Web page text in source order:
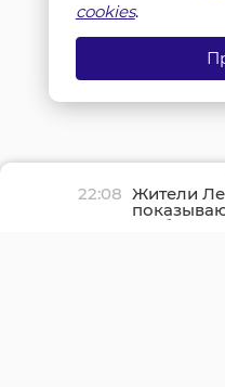
22:08 Жители
грибные
cookies.